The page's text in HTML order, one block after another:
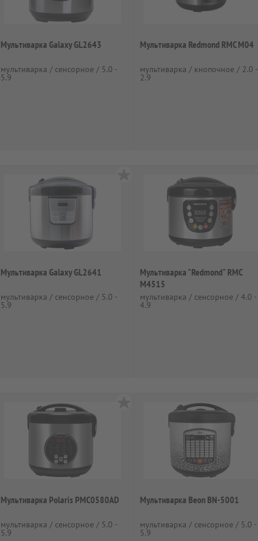
Мультиварка Galaxy GL2643
мультиварка / сенсорное / 5.0 -
5.9
Мультиварка Redmond RMC M04
мультиварка / кнопочное / 2.0 -
2.9
Мультиварка Galaxy GL2641
мультиварка / сенсорное / 5.0 -
5.9
Мультиварка "Redmond" RMC
M4515
мультиварка / сенсорное / 4.0 -
4.9
Мультиварка Polaris PMC0580AD
мультиварка / сенсорное / 5.0 -
5.9
Мультиварка Beon BN-5001
мультиварка / сенсорное / 5.0 -
5.9